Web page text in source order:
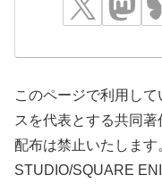
このページで利用し
スを代表とする共同
配布は禁止いたしま
STUDIO/SQUARE